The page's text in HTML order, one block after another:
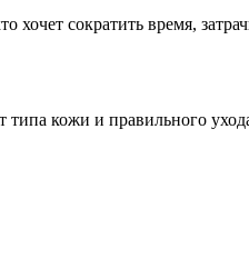
сократить время,
типа кожи и правильного